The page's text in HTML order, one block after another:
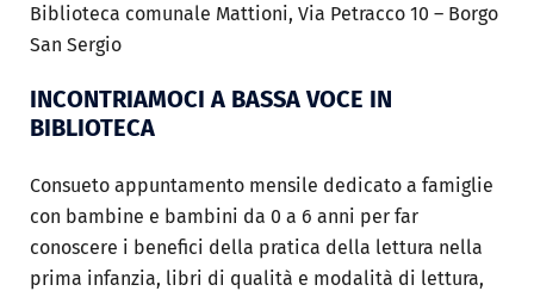
Biblioteca comunale Mattioni, Via Petracco 10 – Borgo
San Sergio
INCONTRIAMOCI A BASSA VOCE IN
BIBLIOTECA
Consueto appuntamento mensile dedicato a famiglie
con bambine e bambini da 0 a 6 anni per far
conoscere i benefici della pratica della lettura nella
prima infanzia, libri di qualità e modalità di lettura,